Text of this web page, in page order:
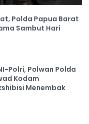
Polda Papua Barat
Sambut Hari
Polri, Polwan Polda
Kodam
Menembak